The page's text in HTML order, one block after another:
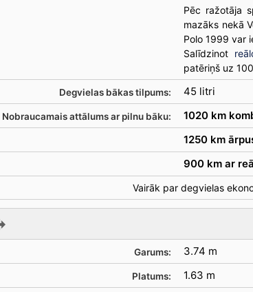
Pēc ražotāja
mazāks nekā
Polo 1999 var
Salīdzinot
patēriņš uz
Degvielas bākas tilpums: 45 litri
Nobraucamais attālums ar pilnu bāku: 1020 km
1250 km
900 km ar
Vairāk par degvielas
Garums: 3.74 m
Platums: 1.63 m